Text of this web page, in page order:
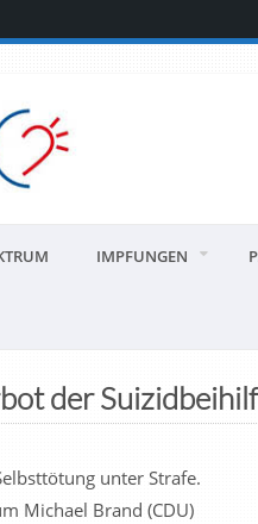
IMPFUNGEN
der
unter Strafe.
Michael Brand (CDU)